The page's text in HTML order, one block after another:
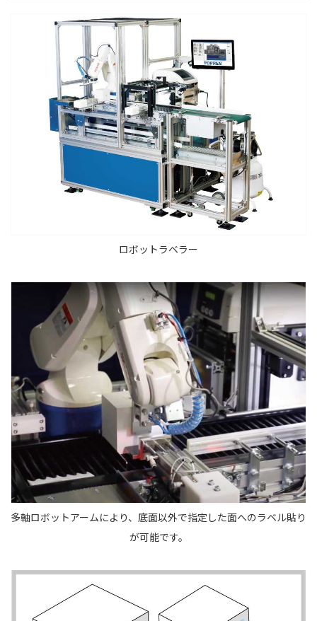
ロボットラベラー
多軸ロボットアームにより、底面以外で指定した面へのラベル貼り
が可能です。